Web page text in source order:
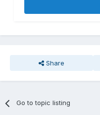
Share
Go to topic listing